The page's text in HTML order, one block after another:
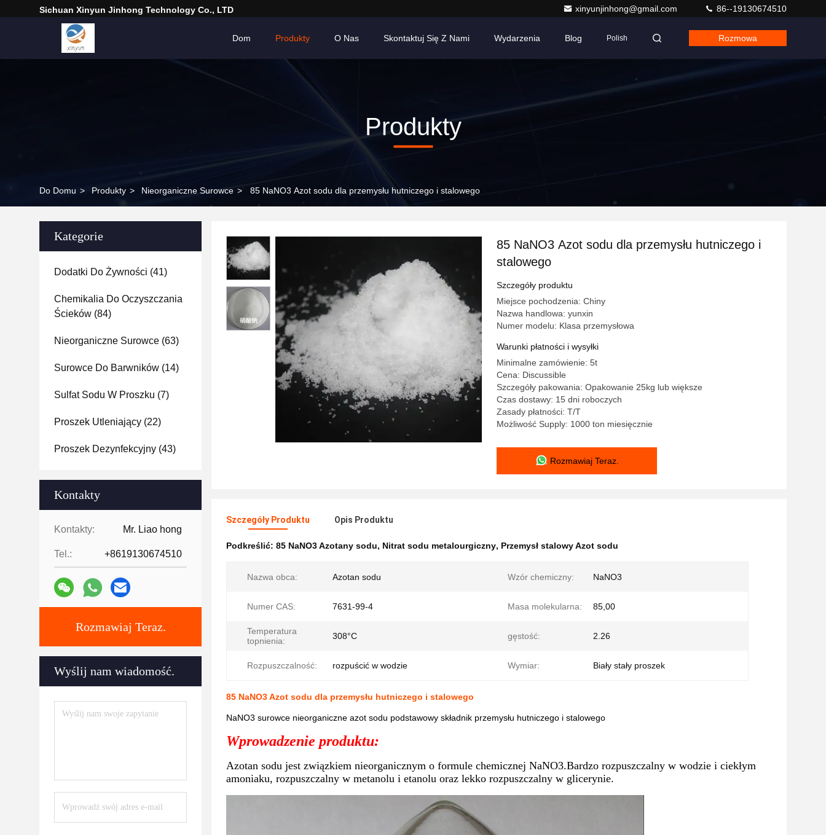
Sichuan Xinyun Jinhong Technology Co., LTD xinyunjinhong@gmail.com 86--19130674510
Dom Produkty O Nas Skontaktuj Się Z Nami Wydarzenia Blog Polish Rozmowa
Produkty
Do Domu > Produkty > Nieorganiczne Surowce > 85 NaNO3 Azot sodu dla przemysłu hutniczego i stalowego
Kategorie
Dodatki Do Żywności (41)
Chemikalia Do Oczyszczania
Ścieków (84)
Nieorganiczne Surowce (63)
Surowce Do Barwników (14)
Sulfat Sodu W Proszku (7)
Proszek Utleniający (22)
Proszek Dezynfekcyjny (43)
Kontakty
Kontakty: Mr. Liao hong
Tel.: +8619130674510
Rozmawiaj Teraz.
Wyślij nam wiadomość.
85 NaNO3 Azot sodu dla przemysłu hutniczego i
stalowego
Szczegóły produktu
Miejsce pochodzenia: Chiny
Nazwa handlowa: yunxin
Numer modelu: Klasa przemysłowa
Warunki płatności i wysyłki
Minimalne zamówienie: 5t
Cena: Discussible
Szczegóły pakowania: Opakowanie 25kg lub większe
Czas dostawy: 15 dni roboczych
Zasady płatności: T/T
Możliwość Supply: 1000 ton miesięcznie
Rozmawiaj Teraz.
Szczegóły Produktu Opis Produktu
Podkreślić: 85 NaNO3 Azotany sodu, Nitrat sodu metalourgiczny, Przemysł stalowy Azot sodu
Nazwa obca: Azotan sodu Wzór chemiczny: NaNO3
Numer CAS: 7631-99-4 Masa molekularna: 85,00
Temperatura
topnienia:
308°C gęstość: 2.26
Rozpuszczalność: rozpuścić w wodzie Wymiar: Biały stały proszek
85 NaNO3 Azot sodu dla przemysłu hutniczego i stalowego
NaNO3 surowce nieorganiczne azot sodu podstawowy składnik przemysłu hutniczego i stalowego
Wprowadzenie produktu:
Azotan sodu jest związkiem nieorganicznym o formule chemicznej NaNO3.Bardzo rozpuszczalny w wodzie i ciekłym
amoniaku, rozpuszczalny w metanolu i etanolu oraz lekko rozpuszczalny w glicerynie.